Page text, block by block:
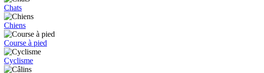
Chats
Chiens
Course à pied
Cyclisme